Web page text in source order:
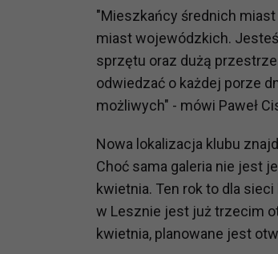
"Mieszkańcy średnich
miast wojewódzkich.
sprzętu oraz dużą
odwiedzać o każdej porze
możliwych" - mówi Paweł
Nowa lokalizacja klubu
Choć sama galeria nie jest
kwietnia. Ten rok to dla
w Lesznie jest już trzecim
kwietnia, planowane jest